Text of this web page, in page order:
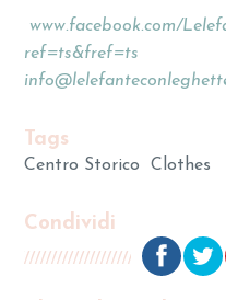
www.facebook.com/
ref=ts&fref=ts
Tags
Centro Storico Clothes
Condividi